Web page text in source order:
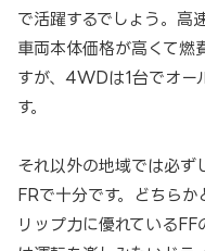
で活躍するでしょう。高
車両本体価格が高くて燃
すが、4WDは1台でオー
す。
それ以外の地域では必
FRで十分です。どちら
リップ力に優れている